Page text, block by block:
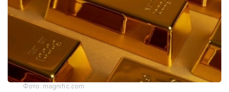
Фото: magnific.com